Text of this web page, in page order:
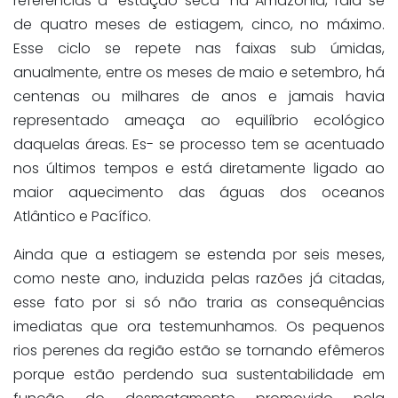
de quatro meses de estiagem, cinco, no máximo.
Esse ciclo se repete nas faixas sub úmidas,
anualmente, entre os meses de maio e setembro, há
centenas ou milhares de anos e jamais havia
representado ameaça ao equilíbrio ecológico
daquelas áreas. Es- se processo tem se acentuado
nos últimos tempos e está diretamente ligado ao
maior aquecimento das águas dos oceanos
Atlântico e Pacífico.
Ainda que a estiagem se estenda por seis meses,
como neste ano, induzida pelas razões já citadas,
esse fato por si só não traria as consequências
imediatas que ora testemunhamos. Os pequenos
rios perenes da região estão se tornando efêmeros
porque estão perdendo sua sustentabilidade em